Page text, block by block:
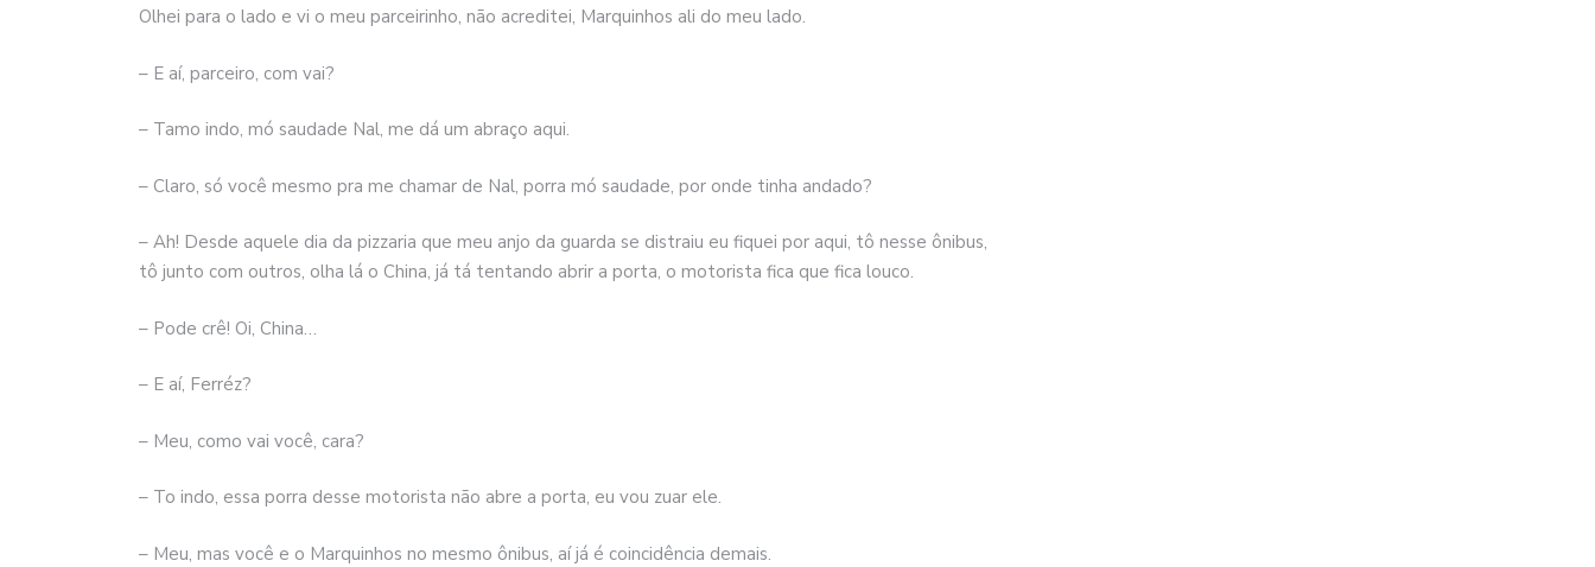
Olhei para o lado e vi o meu parceirinho, não acreditei, Marquinhos ali do meu lado.
– E aí, parceiro, com vai?
– Tamo indo, mó saudade Nal, me dá um abraço aqui.
– Claro, só você mesmo pra me chamar de Nal, porra mó saudade, por onde tinha andado?
– Ah! Desde aquele dia da pizzaria que meu anjo da guarda se distraiu eu fiquei por aqui, tô nesse ônibus,
tô junto com outros, olha lá o China, já tá tentando abrir a porta, o motorista fica que fica louco.
– Pode crê! Oi, China…
– E aí, Ferréz?
– Meu, como vai você, cara?
– To indo, essa porra desse motorista não abre a porta, eu vou zuar ele.
– Meu, mas você e o Marquinhos no mesmo ônibus, aí já é coincidência demais.